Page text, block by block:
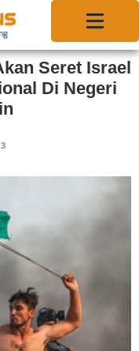
Seret Israel
Di Negeri